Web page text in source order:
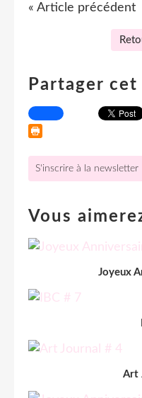
« Article précédent
Partager
S'inscrire à la newsletter
Vous
Joyeux
Art